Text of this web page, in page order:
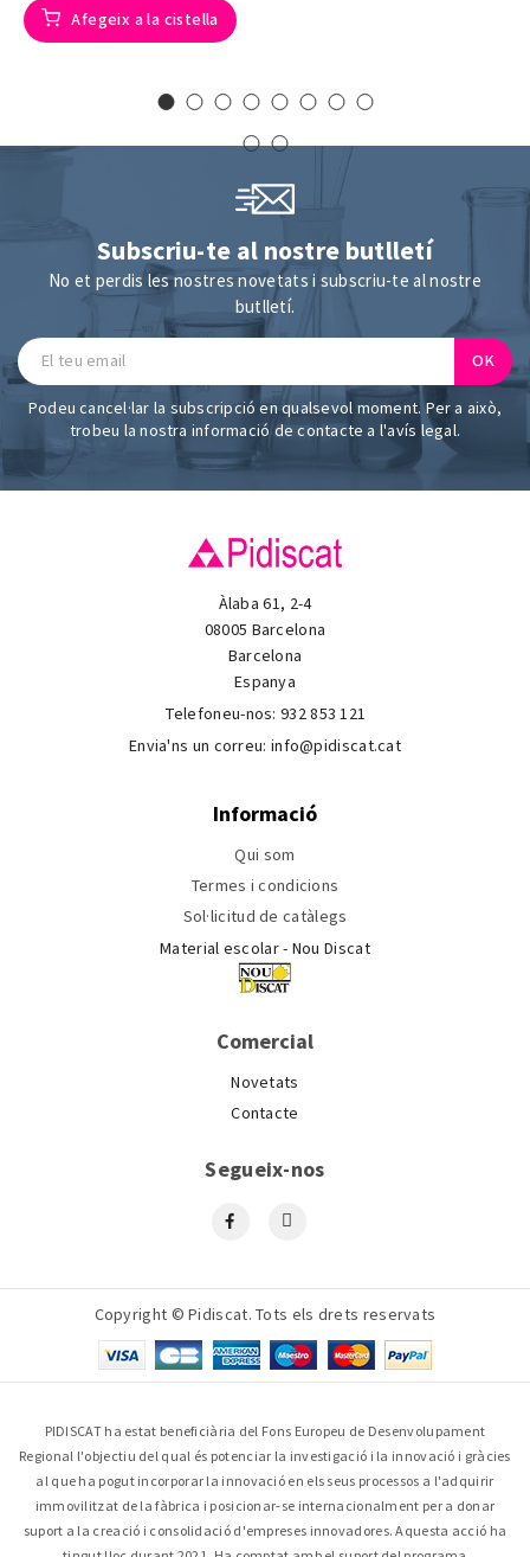
Afegeix a la cistella
Subscriu-te al nostre butlletí
No et perdis les nostres novetats i subscriu-te al nostre
butlletí.
Podeu cancel·lar la subscripció en qualsevol moment. Per a això,
trobeu la nostra informació de contacte a l'avís legal.
Àlaba 61, 2-4
08005 Barcelona
Barcelona
Espanya
Telefoneu-nos:932 853 121
Envia'ns un correu: info@pidiscat.cat
Informació
Qui som
Termes i condicions
Sol·licitud de catàlegs
Material escolar - Nou Discat
Comercial
Novetats
Contacte
Segueix-nos
Copyright © Pidiscat. Tots els drets reservats
PIDISCAT ha estat beneficiària del Fons Europeu de Desenvolupament
Regional l'objectiu del qual és potenciar la investigació i la innovació i gràcies
al que ha pogut incorporar la innovació en els seus processos a l'adquirir
immovilitzat de la fàbrica i posicionar-se internacionalment per a donar
suport a la creació i consolidació d'empreses innovadores. Aquesta acció ha